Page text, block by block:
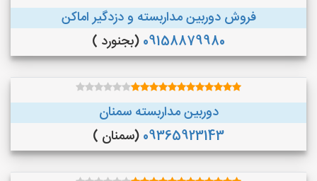
فروش دوربین مداربسته و دزدگیر اماکن
09158879980 (بجنورد )
دوربین مداربسته سمنان
09365923143 (سمنان )